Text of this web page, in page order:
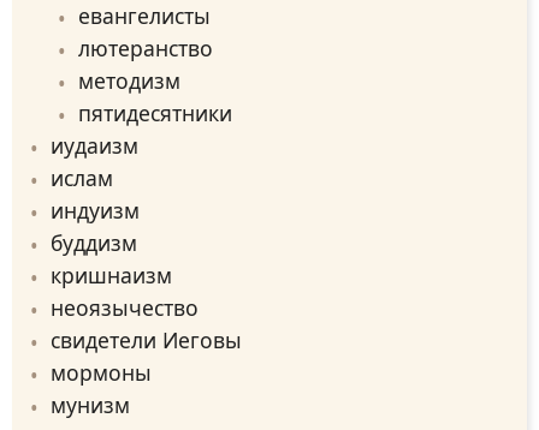
евангелисты
лютеранство
методизм
пятидесятники
иудаизм
ислам
индуизм
буддизм
кришнаизм
неоязычество
свидетели Иеговы
мормоны
мунизм